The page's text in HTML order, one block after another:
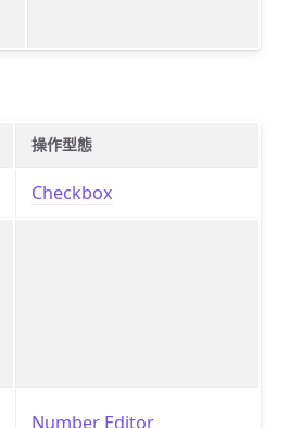
操作型態
Checkbox
Number Editor